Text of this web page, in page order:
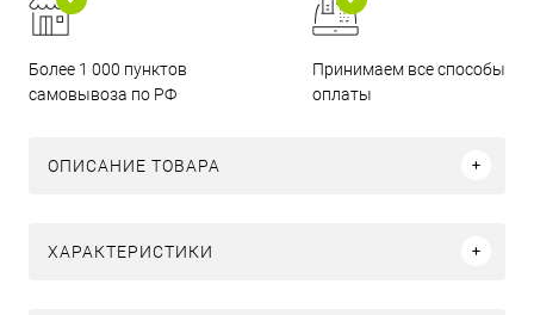
Более 1 000 пунктов
самовывоза по РФ
Принимаем все способы
оплаты
ОПИСАНИЕ ТОВАРА
ХАРАКТЕРИСТИКИ